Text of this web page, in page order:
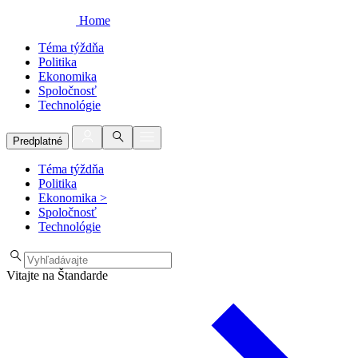
Home
Téma týždňa
Politika
Ekonomika
Spoločnosť
Technológie
Predplatné
Téma týždňa
Politika
Ekonomika >
Spoločnosť
Technológie
Vitajte na Štandarde